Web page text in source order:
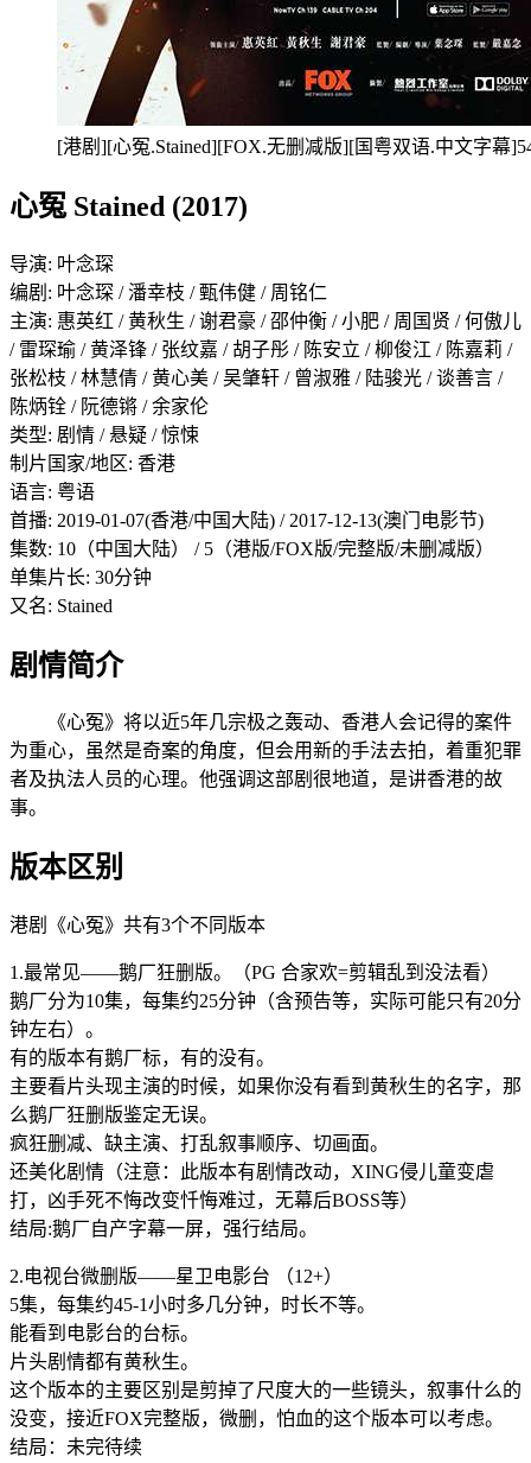
[港剧][心冤.Stained][FOX.无删减版][国粤双语.中文字幕
心冤 Stained (2017)
导演: 叶念琛
编剧: 叶念琛 / 潘幸枝 / 甄伟健 / 周铭仁
主演: 惠英红 / 黄秋生 / 谢君豪 / 邵仲衡 / 小肥 / 周国贤 / 何傲儿
/ 雷琛瑜 / 黄泽锋 / 张纹嘉 / 胡子彤 / 陈安立 / 柳俊江 / 陈嘉莉 /
张松枝 / 林慧倩 / 黄心美 / 吴肇轩 / 曾淑雅 / 陆骏光 / 谈善言 /
陈炳铨 / 阮德锵 / 余家伦
类型: 剧情 / 悬疑 / 惊悚
制片国家/地区: 香港
语言: 粤语
首播: 2019-01-07(香港/中国大陆) / 2017-12-13(澳门电影节)
集数: 10（中国大陆） / 5（港版/FOX版/完整版/未删减版）
单集片长: 30分钟
又名: Stained
剧情简介
《心冤》将以近5年几宗极之轰动、香港人会记得的案件
为重心，虽然是奇案的角度，但会用新的手法去拍，着重犯罪
者及执法人员的心理。他强调这部剧很地道，是讲香港的故
事。
版本区别
港剧《心冤》共有3个不同版本
1.最常见——鹅厂狂删版。（PG 合家欢=剪辑乱到没法看）
鹅厂分为10集，每集约25分钟（含预告等，实际可能只有20分
钟左右）。
有的版本有鹅厂标，有的没有。
主要看片头现主演的时候，如果你没有看到黄秋生的名字，那
么鹅厂狂删版鉴定无误。
疯狂删减、缺主演、打乱叙事顺序、切画面。
还美化剧情（注意：此版本有剧情改动，XING侵儿童变虐
打，凶手死不悔改变忏悔难过，无幕后BOSS等）
结局:鹅厂自产字幕一屏，强行结局。
2.电视台微删版——星卫电影台 （12+）
5集，每集约45-1小时多几分钟，时长不等。
能看到电影台的台标。
片头剧情都有黄秋生。
这个版本的主要区别是剪掉了尺度大的一些镜头，叙事什么的
没变，接近FOX完整版，微删，怕血的这个版本可以考虑。
结局：未完待续